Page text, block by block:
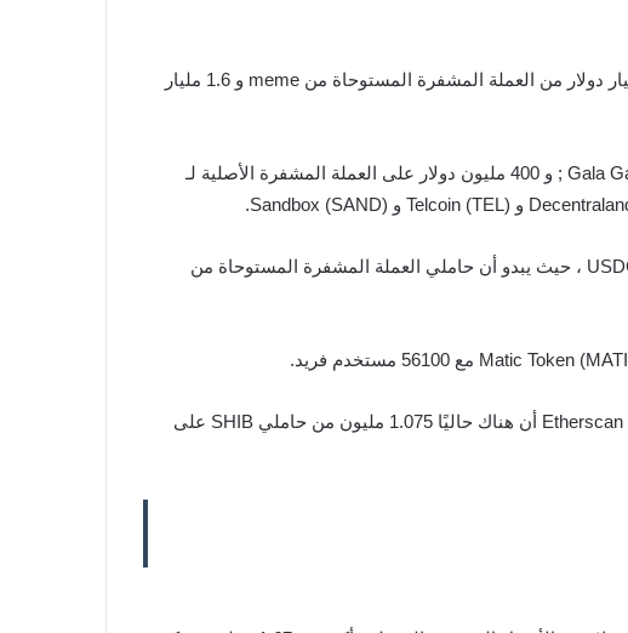
حاليًا حوالي 1.7 مليار دولار من العملة المشفرة المستوحاة من meme و 1.6 مليار
تمتلك هذه الحيتان أيضًا 1.1 مليار دولار في عملة Tether’s USDT ; و 500 مليون دولار في رمز GALA الخاص بـ Gala Games ; و 400 مليون دولار على العملة المشفرة الأصلية لـ
أصبحت شيبا مؤخرًا ثالث أكثر التوكنز استخدامًا على شبكة Ethereum بعد عملتين رئيسيتين ثابتتين فقط ; USDT و USDC ، حيث يبدو أن حاملي العملة المشفرة المستوحاة من